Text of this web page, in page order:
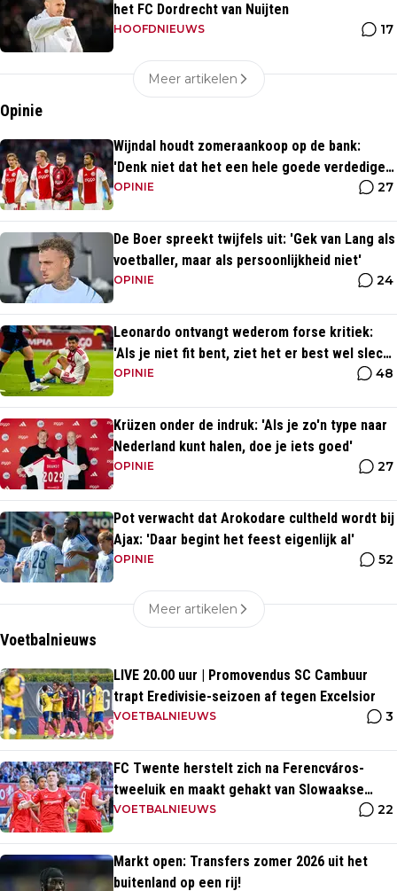
het FC Dordrecht van Nuijten
HOOFDNIEUWS 17
Meer artikelen
Opinie
Wijndal houdt zomeraankoop op de bank:
'Denk niet dat het een hele goede verdediger
is'
OPINIE 27
De Boer spreekt twijfels uit: 'Gek van Lang als
voetballer, maar als persoonlijkheid niet'
OPINIE 24
Leonardo ontvangt wederom forse kritiek:
'Als je niet fit bent, ziet het er best wel slecht
uit'
OPINIE 48
Krüzen onder de indruk: 'Als je zo'n type naar
Nederland kunt halen, doe je iets goed'
OPINIE 27
Pot verwacht dat Arokodare cultheld wordt bij
Ajax: 'Daar begint het feest eigenlijk al'
OPINIE 52
Meer artikelen
Voetbalnieuws
LIVE 20.00 uur | Promovendus SC Cambuur
trapt Eredivisie-seizoen af tegen Excelsior
VOETBALNIEUWS 3
FC Twente herstelt zich na Ferencváros-
tweeluik en maakt gehakt van Slowaakse
opponent
VOETBALNIEUWS 22
Markt open: Transfers zomer 2026 uit het
buitenland op een rij!